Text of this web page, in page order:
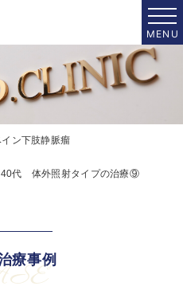
ン下肢静脈瘤
40代 体外照射タイプの治療⑨
療事例